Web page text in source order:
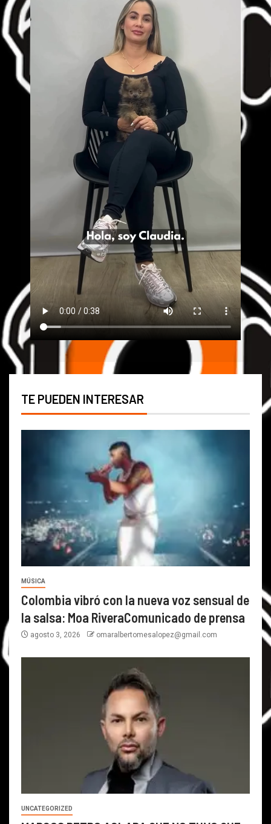
TE PUEDEN INTERESAR
MÚSICA
Colombia vibró con la nueva voz sensual de
la salsa: Moa RiveraComunicado de prensa
agosto 3, 2026 omaralbertomesalopez@gmail.com
UNCATEGORIZED